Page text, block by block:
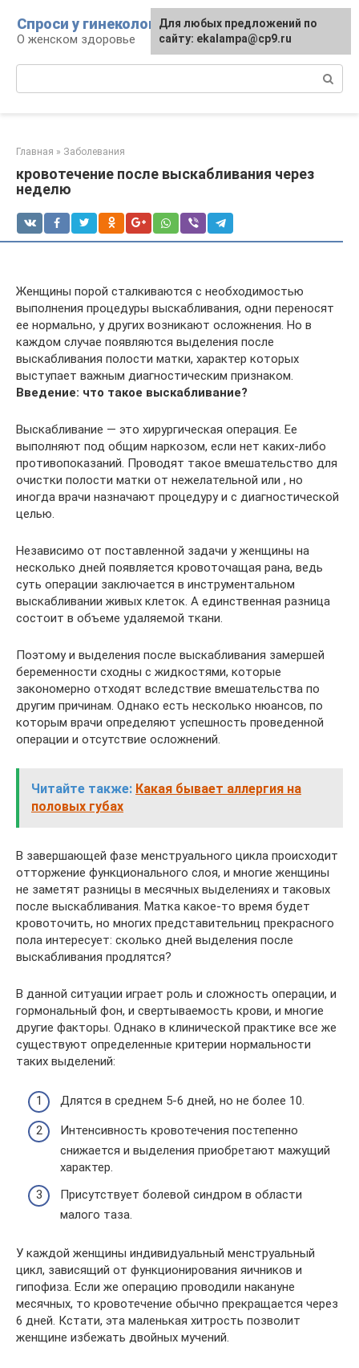
контенту
Спроси у гинеколога
О женском здоровье
Главная » Заболевания
кровотечение после выскабливания через
неделю
Женщины порой сталкиваются с необходимостью
выполнения процедуры выскабливания, одни переносят
ее нормально, у других возникают осложнения. Но в
каждом случае появляются выделения после
выскабливания полости матки, характер которых
выступает важным диагностическим признаком.
Введение: что такое выскабливание?
Выскабливание ― это хирургическая операция. Ее
выполняют под общим наркозом, если нет каких-либо
противопоказаний. Проводят такое вмешательство для
очистки полости матки от нежелательной или , но
иногда врачи назначают процедуру и с диагностической
целью.
Независимо от поставленной задачи у женщины на
несколько дней появляется кровоточащая рана, ведь
суть операции заключается в инструментальном
выскабливании живых клеток. А единственная разница
состоит в объеме удаляемой ткани.
Поэтому и выделения после выскабливания замершей
беременности сходны с жидкостями, которые
закономерно отходят вследствие вмешательства по
другим причинам. Однако есть несколько нюансов, по
которым врачи определяют успешность проведенной
операции и отсутствие осложнений.
Читайте также: Какая бывает аллергия на
половых губах
В завершающей фазе менструального цикла происходит
отторжение функционального слоя, и многие женщины
не заметят разницы в месячных выделениях и таковых
после выскабливания. Матка какое-то время будет
кровоточить, но многих представительниц прекрасного
пола интересует: сколько дней выделения после
выскабливания продлятся?
В данной ситуации играет роль и сложность операции, и
гормональный фон, и свертываемость крови, и многие
другие факторы. Однако в клинической практике все же
существуют определенные критерии нормальности
таких выделений:
Длятся в среднем 5-6 дней, но не более 10.
Интенсивность кровотечения постепенно
снижается и выделения приобретают мажущий
характер.
Присутствует болевой синдром в области
малого таза.
У каждой женщины индивидуальный менструальный
цикл, зависящий от функционирования яичников и
гипофиза. Если же операцию проводили накануне
месячных, то кровотечение обычно прекращается через
6 дней. Кстати, эта маленькая хитрость позволит
женщине избежать двойных мучений.
Для любых предложений по
сайту: ekalampa@cp9.ru